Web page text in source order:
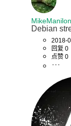
Debian
2018-
回复 0
点赞 0